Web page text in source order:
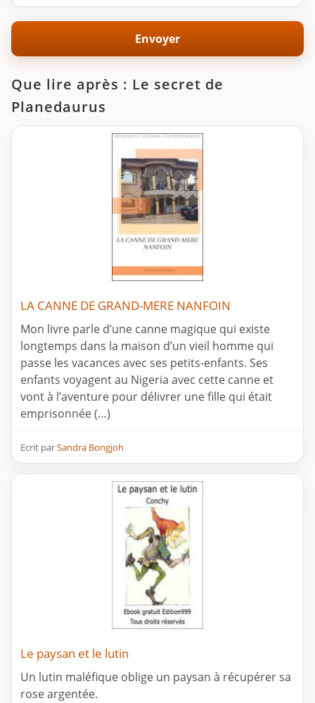
Que lire après : Le secret de
Planedaurus
LA CANNE DE GRAND-MERE NANFOIN
Mon livre parle d’une canne magique qui existe
longtemps dans la maison d’un vieil homme qui
passe les vacances avec ses petits-enfants. Ses
enfants voyagent au Nigeria avec cette canne et
vont à l’aventure pour délivrer une fille qui était
emprisonnée (…)
Ecrit parSandra Bongjoh
Le paysan et le lutin
Un lutin maléfique oblige un paysan à récupérer sa
rose argentée.